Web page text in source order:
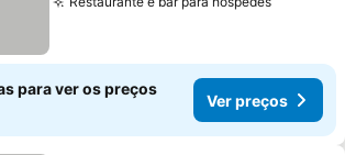
Ver
para ver os preços
Ver preços